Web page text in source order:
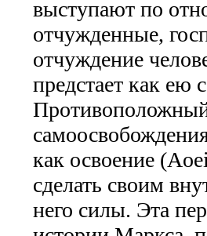
выступают по
отчужденные,
отчуждение
предстает как ею
Противоположный
как освоение
сделать своим
него силы. Эта